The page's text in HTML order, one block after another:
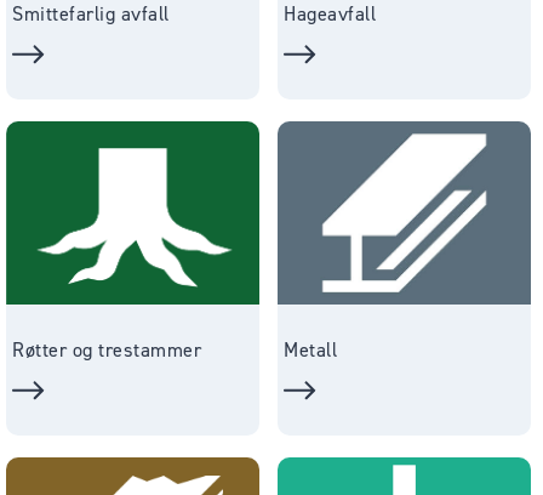
Smittefarlig avfall Hageavfall
Røtter og trestammer Metall